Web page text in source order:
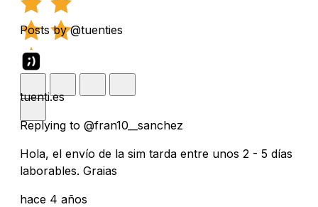
Posts by @tuenties
tuenti.es
Replying to @fran10__sanchez
Hola, el envío de la sim tarda entre unos 2 - 5 días
laborables. Graias
hace 4 años